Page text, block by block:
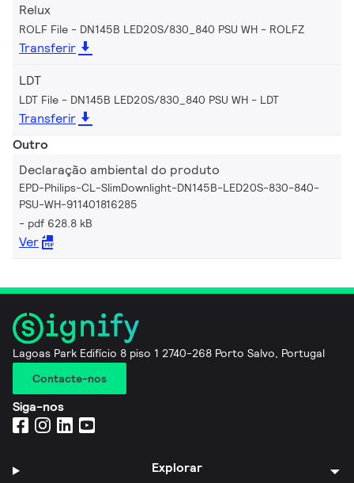
Relux
ROLF File - DN145B LED20S/830_840 PSU WH ROLFZ
Transferir
LDT
LDT File - DN145B LED20S/830_840 PSU WH LDT
Transferir
Outro
Declaração ambiental do produto
EPD-Philips-CL-SlimDownlight-DN145B-LED20S-830-840-
PSU-WH-911401816285
pdf 628.8 kB
Ver
Lagoas Park Edifício 8 piso 1 2740-268 Porto Salvo, Portugal
Contacte-nos
Siga-nos
Explorar